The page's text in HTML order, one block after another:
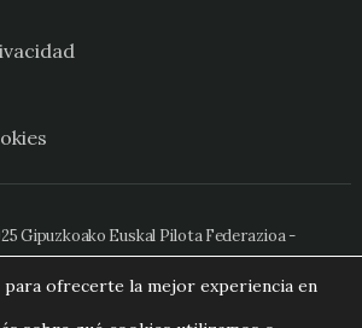
Gipuzkoako Euskal Pilota Federazioa -
ofrecerte la mejor experiencia en